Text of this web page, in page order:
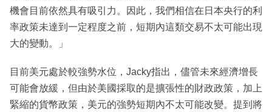
機會目前依然具有吸引力。因此，我們相信在日本央行的利
率政策未達到一定程度之前，短期內這類交易不太可能出現
大的變動。」
目前美元處於較強勢水位，Jacky指出，儘管未來經濟增長
可能會放緩，但由於美國採取的是擴張性的財政政策，加上
緊縮的貨幣政策，美元的強勢短期內不太可能改變。提到將